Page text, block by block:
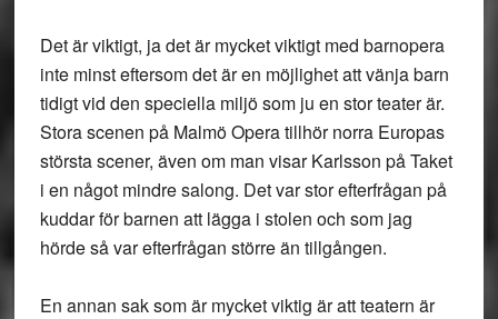
Det är viktigt, ja det är mycket viktigt med barnopera
inte minst eftersom det är en möjlighet att vänja barn
tidigt vid den speciella miljö som ju en stor teater är.
Stora scenen på Malmö Opera tillhör norra Europas
största scener, även om man visar Karlsson på Taket
i en något mindre salong. Det var stor efterfrågan på
kuddar för barnen att lägga i stolen och som jag
hörde så var efterfrågan större än tillgången.
En annan sak som är mycket viktig är att teatern är